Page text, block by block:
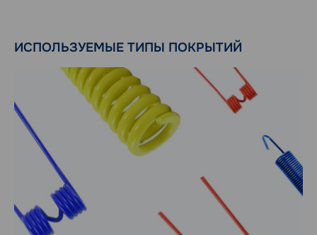
ИСПОЛЬЗУЕМЫЕ ТИПЫ ПОКРЫТИЙ